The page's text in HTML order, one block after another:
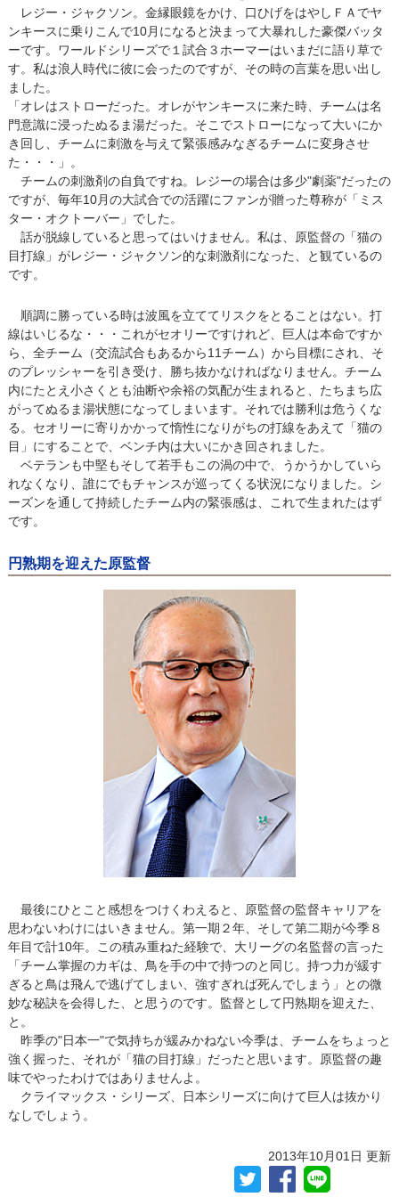
レジー・ジャクソン。金縁眼鏡をかけ、口ひげをはやしＦＡでヤ
ンキースに乗りこんで10月になると決まって大暴れした豪傑バッタ
ーです。ワールドシリーズで１試合３ホーマーはいまだに語り草で
す。私は浪人時代に彼に会ったのですが、その時の言葉を思い出し
ました。
「オレはストローだった。オレがヤンキースに来た時、チームは名
門意識に浸ったぬるま湯だった。そこでストローになって大いにか
き回し、チームに刺激を与えて緊張感みなぎるチームに変身させ
た・・・」。
チームの刺激剤の自負ですね。レジーの場合は多少"劇薬"だったの
ですが、毎年10月の大試合での活躍にファンが贈った尊称が「ミス
ター・オクトーバー」でした。
話が脱線していると思ってはいけません。私は、原監督の「猫の
目打線」がレジー・ジャクソン的な刺激剤になった、と観ているの
です。
順調に勝っている時は波風を立ててリスクをとることはない。打
線はいじるな・・・これがセオリーですけれど、巨人は本命ですか
ら、全チーム（交流試合もあるから11チーム）から目標にされ、そ
のプレッシャーを引き受け、勝ち抜かなければなりません。チーム
内にたとえ小さくとも油断や余裕の気配が生まれると、たちまち広
がってぬるま湯状態になってしまいます。それでは勝利は危うくな
る。セオリーに寄りかかって惰性になりがちの打線をあえて「猫の
目」にすることで、ベンチ内は大いにかき回されました。
ベテランも中堅もそして若手もこの渦の中で、うかうかしていら
れなくなり、誰にでもチャンスが巡ってくる状況になりました。シ
ーズンを通して持続したチーム内の緊張感は、これで生まれたはず
です。
円熟期を迎えた原監督
最後にひとこと感想をつけくわえると、原監督の監督キャリアを
思わないわけにはいきません。第一期２年、そして第二期が今季８
年目で計10年。この積み重ねた経験で、大リーグの名監督の言った
「チーム掌握のカギは、鳥を手の中で持つのと同じ。持つ力が緩す
ぎると鳥は飛んで逃げてしまい、強すぎれば死んでしまう」との微
妙な秘訣を会得した、と思うのです。監督として円熟期を迎えた、
と。
昨季の"日本一"で気持ちが緩みかねない今季は、チームをちょっと
強く握った、それが「猫の目打線」だったと思います。原監督の趣
味でやったわけではありませんよ。
クライマックス・シリーズ、日本シリーズに向けて巨人は抜かり
なしでしょう。
2013年10月01日 更新